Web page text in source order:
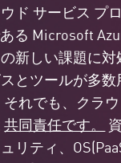
ド サービス プ
る Microsoft
新しい課題に対
とツールが多
れでも、クラ
共同責任です。
リティ、